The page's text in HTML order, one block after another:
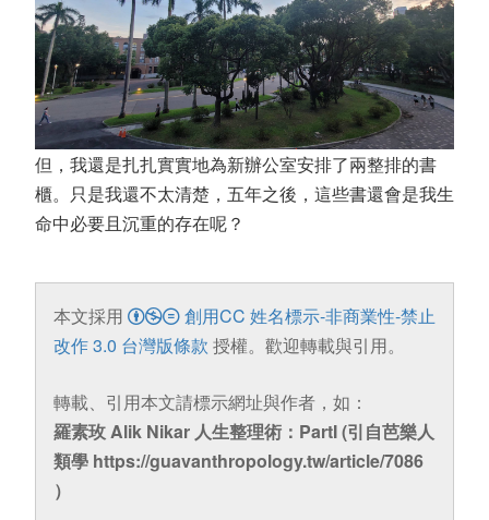
但，我還是扎扎實實地為新辦公室安排了兩整排的書
櫃。只是我還不太清楚，五年之後，這些書還會是我生
命中必要且沉重的存在呢？
本文採用
創用CC 姓名標示-非商業性-禁止
改作 3.0 台灣版條款 授權。歡迎轉載與引用。
轉載、引用本文請標示網址與作者，如：
羅素玫 Alik Nikar 人生整理術：PartI (引自芭樂人
類學 https://guavanthropology.tw/article/7086
）